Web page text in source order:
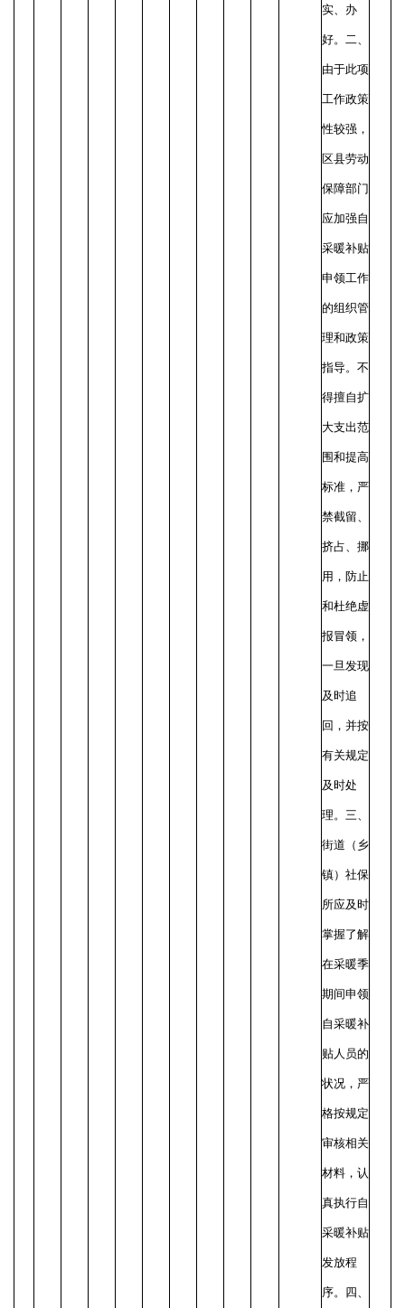
实、办
好。 二、
由于此项
工作政策
性较强，
区县劳动
保障部门
应加强自
采暖补贴
申领工作
的组织管
理和政策
指导。不
得擅自扩
大支出范
围和提高
标准，严
禁截留、
挤占、挪
用，防止
和杜绝虚
报冒领，
一旦发现
及时追
回，并按
有关规定
及时处
理。 三、
街道（乡
镇）社保
所应及时
掌握了解
在采暖季
期间申领
自采暖补
贴人员的
状况，严
格按规定
审核相关
材料，认
真执行自
采暖补贴
发放程
序。 四、